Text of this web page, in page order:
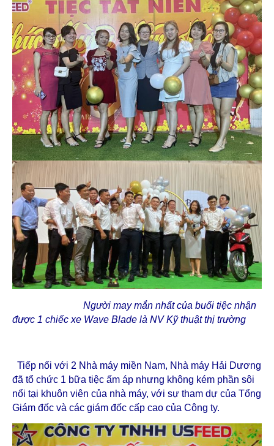
Người may mắn nhất của buổi tiệc nhận
được 1 chiếc xe Wave Blade là NV Kỹ thuật thị trường
Tiếp nối với 2 Nhà máy miền Nam, Nhà máy Hải Dương
đã tổ chức 1 bữa tiệc ấm áp nhưng không kém phần sôi
nổi tại khuôn viên của nhà máy, với sự tham dự của Tổng
Giám đốc và các giám đốc cấp cao của Công ty.